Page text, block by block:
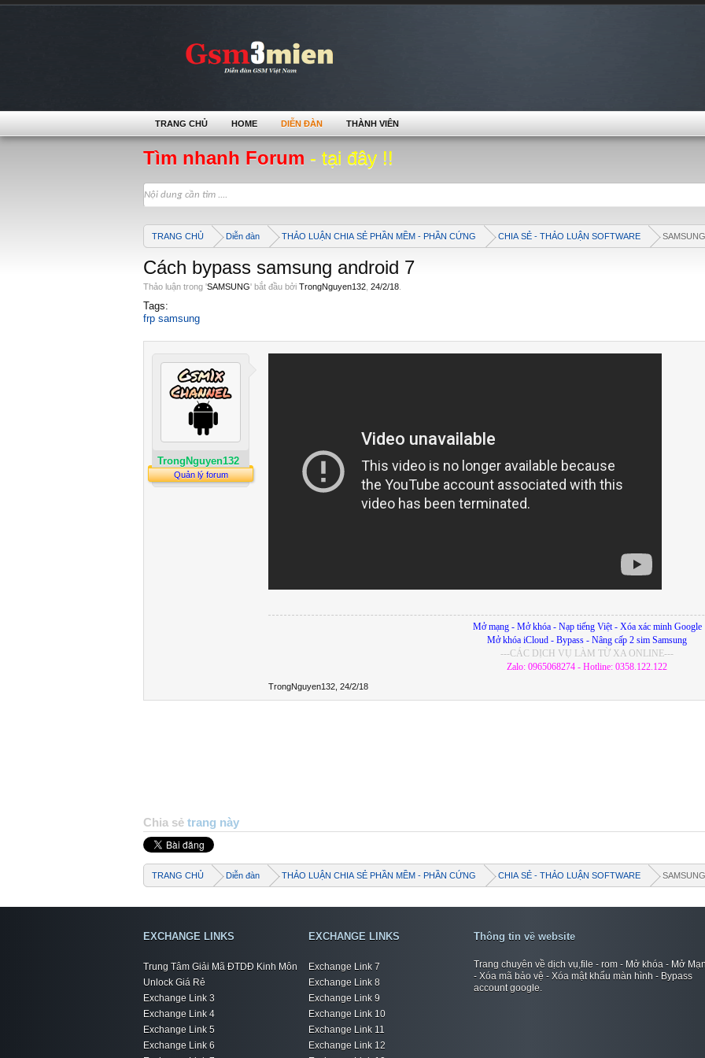
Tìm nhanh Forum - tại đây !!
TRANG CHỦ Diễn đàn THẢO LUẬN CHIA SẺ PHẦN MỀM - PHẦN CỨNG CHIA SẺ - THẢO LUẬN SOFTWARE SAMSUNG
Cách bypass samsung android 7
Thảo luận trong 'SAMSUNG' bắt đầu bởi TrongNguyen132 24/2/18
Tags:
frp samsung
TrongNguyen132
Quản lý forum
Mở mạng - Mở khóa - Nạp tiếng Việt - Xóa xác minh Google
Mở khóa iCloud - Bypass - Nâng cấp 2 sim Samsung
---CÁC DỊCH VỤ LÀM TỪ XA ONLINE---
Zalo: 0965068274 - Hotline: 0358.122.122
TrongNguyen132 24/2/18
Chia sẻ trang này
TRANG CHỦ Diễn đàn THẢO LUẬN CHIA SẺ PHẦN MỀM - PHẦN CỨNG CHIA SẺ - THẢO LUẬN SOFTWARE SAMSUNG
TRANG CHỦ HOME DIỄN ĐÀN THÀNH VIÊN
EXCHANGE LINKS
Trung Tâm Giải Mã ĐTDĐ Kinh Môn
Unlock Giá Rẻ
Exchange Link 3
Exchange Link 4
Exchange Link 5
Exchange Link 6
EXCHANGE LINKS
Exchange Link 7
Exchange Link 8
Exchange Link 9
Exchange Link 10
Exchange Link 11
Exchange Link 12
Thông tin về website
Trang chuyên về dịch vụ,file - rom - Mở khóa - Mở
- Xóa mã bảo vệ - Xóa mật khẩu màn hình - Bypass
account google.